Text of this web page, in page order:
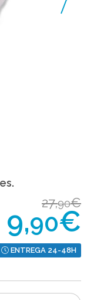
27,90€
9,90€
ENTREGA 24-48H